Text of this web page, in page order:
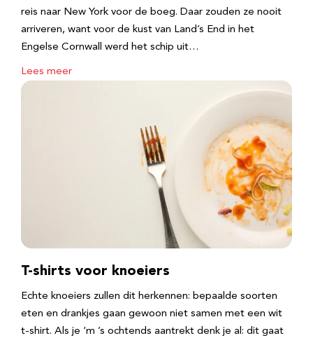
reis naar New York voor de boeg. Daar zouden ze nooit
arriveren, want voor de kust van Land’s End in het
Engelse Cornwall werd het schip uit…
Lees meer
T-shirts voor knoeiers
Echte knoeiers zullen dit herkennen: bepaalde soorten
eten en drankjes gaan gewoon niet samen met een wit
t-shirt. Als je ‘m ’s ochtends aantrekt denk je al: dit gaat